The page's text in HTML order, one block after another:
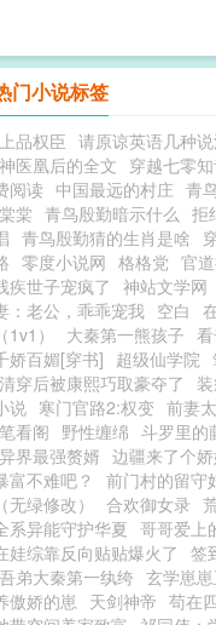
门小说标签
上品权臣 请原谅英语几种
神医凰后的全文 穿越七零
阅读
中国最远的村庄 青
棠棠 青鸟殷勤暗示什么 拒
青鸟殷勤猜的生肖是啥
零度小说网 格格党 官
疾世子宠疯了 神站文学网
：老公，乖乖宠我 空白
（1v1）
大秦第一熊孩子
娇百媚[穿书]
超级仙学院
清穿后被康熙巧取豪夺了
说 寒门官路2:权变 前妻
笔看阁 野性缠绵 斗罗里的
异界最强赘婿 边疆来了个
富不难吧？
前门村的留守
（无绿修改）
合欢御女录
系异能守护华夏 哥哥爱上
娃综靠反向贴贴爆火了 签
吾弟大秦第一纨绔 玄学崽
傲娇的崽 天剑神帝 苟在